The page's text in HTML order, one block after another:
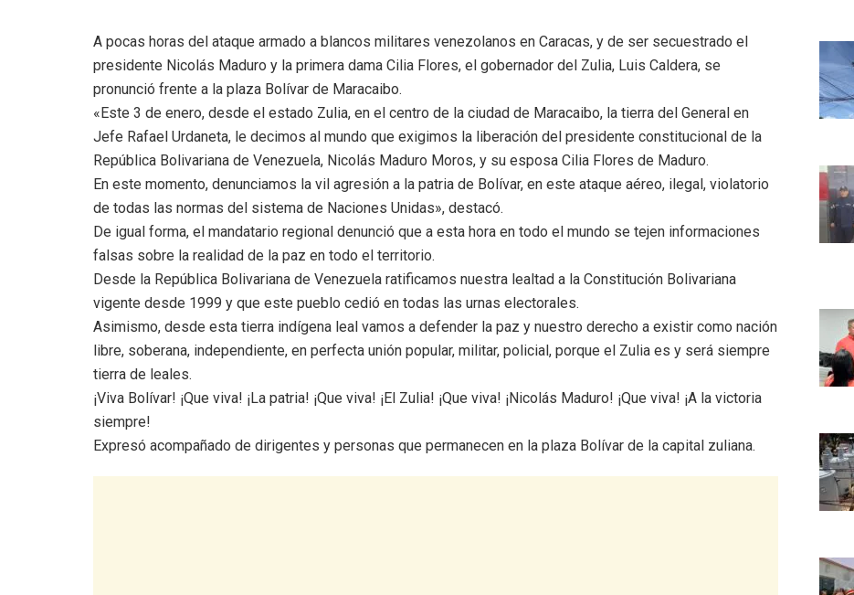
A pocas horas del ataque armado a blancos militares venezolanos en Caracas, y de ser secuestrado el
presidente Nicolás Maduro y la primera dama Cilia Flores, el gobernador del Zulia, Luis Caldera, se
pronunció frente a la plaza Bolívar de Maracaibo.
«Este 3 de enero, desde el estado Zulia, en el centro de la ciudad de Maracaibo, la tierra del General en
Jefe Rafael Urdaneta, le decimos al mundo que exigimos la liberación del presidente constitucional de la
República Bolivariana de Venezuela, Nicolás Maduro Moros, y su esposa Cilia Flores de Maduro.
En este momento, denunciamos la vil agresión a la patria de Bolívar, en este ataque aéreo, ilegal, violatorio
de todas las normas del sistema de Naciones Unidas», destacó.
De igual forma, el mandatario regional denunció que a esta hora en todo el mundo se tejen informaciones
falsas sobre la realidad de la paz en todo el territorio.
Desde la República Bolivariana de Venezuela ratificamos nuestra lealtad a la Constitución Bolivariana
vigente desde 1999 y que este pueblo cedió en todas las urnas electorales.
Asimismo, desde esta tierra indígena leal vamos a defender la paz y nuestro derecho a existir como nación
libre, soberana, independiente, en perfecta unión popular, militar, policial, porque el Zulia es y será siempre
tierra de leales.
¡Viva Bolívar! ¡Que viva! ¡La patria! ¡Que viva! ¡El Zulia! ¡Que viva! ¡Nicolás Maduro! ¡Que viva! ¡A la victoria
siempre!
Expresó acompañado de dirigentes y personas que permanecen en la plaza Bolívar de la capital zuliana.